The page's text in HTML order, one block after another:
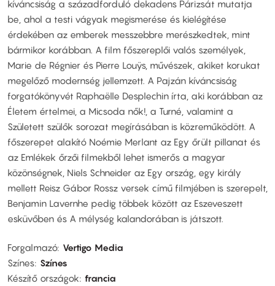
kíváncsiság a századforduló dekadens Párizsát mutatja
be, ahol a testi vágyak megismerése és kielégítése
érdekében az emberek messzebbre merészkedtek, mint
bármikor korábban. A film főszereplői valós személyek,
Marie de Régnier és Pierre Louÿs, művészek, akiket korukat
megelőző modernség jellemzett. A Pajzán kíváncsiság
forgatókönyvét Raphaëlle Desplechin írta, aki korábban az
Életem értelmei, a Micsoda nők!, a Turné, valamint a
Született szülők sorozat megírásában is közreműködött. A
főszerepet alakító Noémie Merlant az Egy őrült pillanat és
az Emlékek őrzői filmekből lehet ismerős a magyar
közönségnek, Niels Schneider az Egy ország, egy király
mellett Reisz Gábor Rossz versek című filmjében is szerepelt,
Benjamin Lavernhe pedig többek között az Eszeveszett
esküvőben és A mélység kalandorában is játszott.
Forgalmazó Vertigo Media
Színes Színes
Készítő országok francia